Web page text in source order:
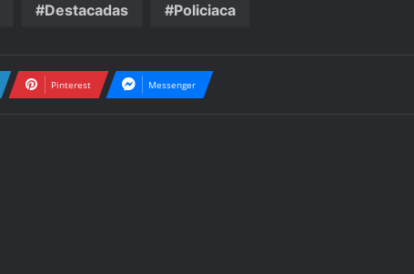
Destacadas Policiaca
Pinterest Messenger